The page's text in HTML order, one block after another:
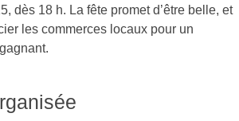
dès 18 h. La fête promet d’être belle, et
les commerces locaux pour un